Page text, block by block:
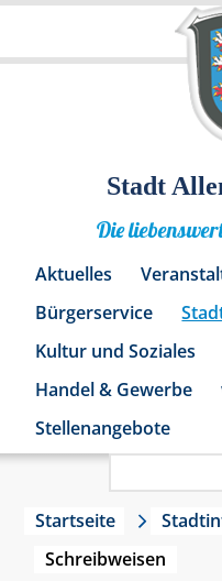
Stadt
Die
Aktuelles
Bürgerservice
Kultur und Soziales
Handel & Gewerbe
Stellenangebote
Startseite
Schreibweisen